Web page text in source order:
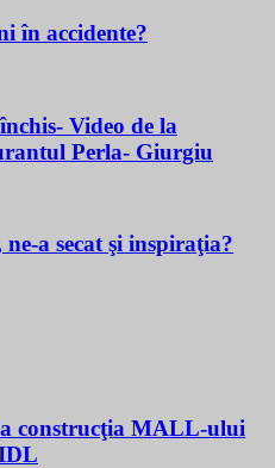
în accidente?
Video de la
Perla- Giurgiu
a secat şi inspiraţia?
la construcţia MALL-ului